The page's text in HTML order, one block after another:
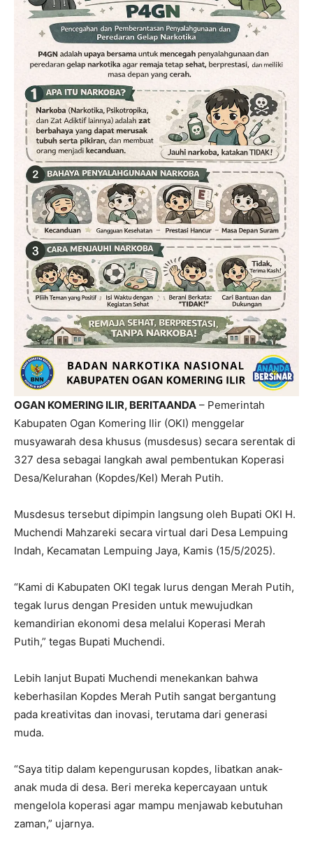
OGAN KOMERING ILIR, BERITAANDA – Pemerintah
Kabupaten Ogan Komering Ilir (OKI) menggelar
musyawarah desa khusus (musdesus) secara serentak di
327 desa sebagai langkah awal pembentukan Koperasi
Desa/Kelurahan (Kopdes/Kel) Merah Putih.
Musdesus tersebut dipimpin langsung oleh Bupati OKI H.
Muchendi Mahzareki secara virtual dari Desa Lempuing
Indah, Kecamatan Lempuing Jaya, Kamis (15/5/2025).
“Kami di Kabupaten OKI tegak lurus dengan Merah Putih,
tegak lurus dengan Presiden untuk mewujudkan
kemandirian ekonomi desa melalui Koperasi Merah
Putih,” tegas Bupati Muchendi.
Lebih lanjut Bupati Muchendi menekankan bahwa
keberhasilan Kopdes Merah Putih sangat bergantung
pada kreativitas dan inovasi, terutama dari generasi
muda.
“Saya titip dalam kepengurusan kopdes, libatkan anak-
anak muda di desa. Beri mereka kepercayaan untuk
mengelola koperasi agar mampu menjawab kebutuhan
zaman,” ujarnya.